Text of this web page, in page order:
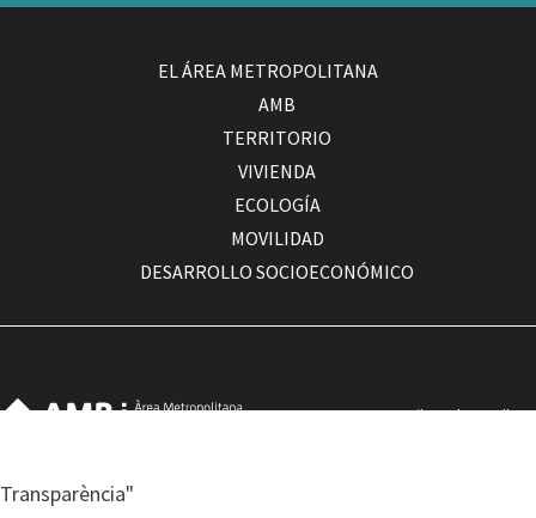
EL ÁREA METROPOLITANA
AMB
TERRITORIO
VIVIENDA
ECOLOGÍA
MOVILIDAD
DESARROLLO SOCIOECONÓMICO
Com arribar a la seu d'AMB
Transparència"